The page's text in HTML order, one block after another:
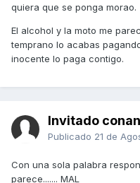
quiera que se ponga morao.
El alcohol y la moto me
temprano lo acabas
inocente lo paga contigo.
Invitado conan
Publicado 21 de
Con una sola palabra
parece....... MAL